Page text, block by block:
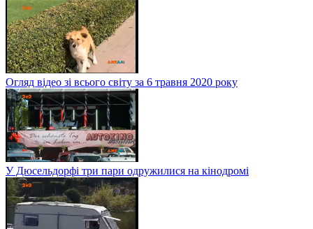
Огляд відео зі всього світу за 6 травня 2020 року
У Дюсельдорфі три пари одружилися на кінодромі